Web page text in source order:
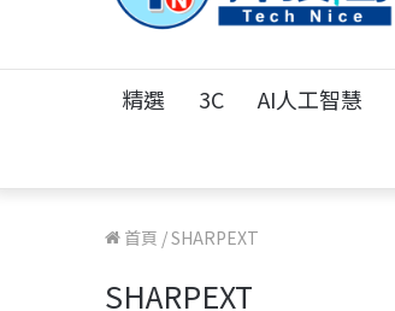
精選 3C AI人工智慧
首頁 /SHARPEXT
SHARPEXT